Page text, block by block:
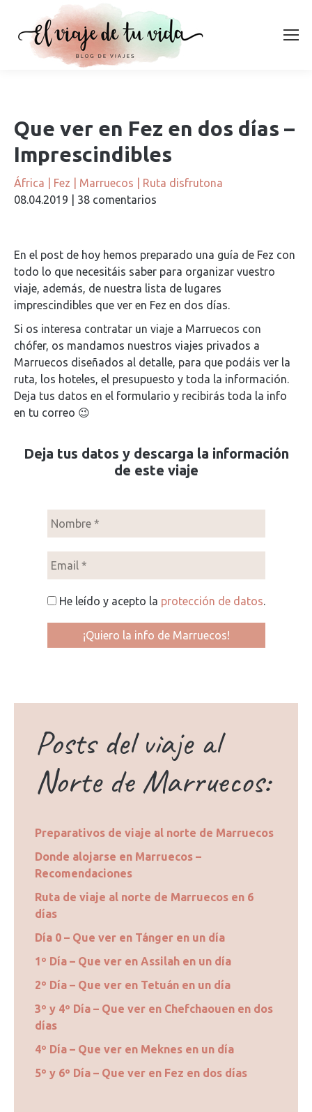
Que ver en Fez en dos días –
Imprescindibles
África Fez Marruecos
Ruta disfrutona
08.04.2019
38 comentarios
En el post de hoy hemos preparado una guía de Fez con
todo lo que necesitáis saber para organizar vuestro
viaje, además, de nuestra lista de lugares
imprescindibles que ver en Fez en dos días.
Si os interesa contratar un viaje a Marruecos con
chófer, os mandamos nuestros viajes privados a
Marruecos diseñados al detalle, para que podáis ver la
ruta, los hoteles, el presupuesto y toda la información.
Deja tus datos en el formulario y recibirás toda la info
en tu correo 😉
Deja tus datos y descarga la información
de este viaje
He leído y acepto la protección de datos.
Posts del viaje al
Norte de Marruecos:
Preparativos de viaje al norte de Marruecos
Donde alojarse en Marruecos –
Recomendaciones
Ruta de viaje al norte de Marruecos en 6
días
Día 0 – Que ver en Tánger en un día
1º Día – Que ver en Assilah en un día
2º Día – Que ver en Tetuán en un día
3º y 4º Día – Que ver en Chefchaouen en dos
días
4º Día – Que ver en Meknes en un día
5º y 6º Día – Que ver en Fez en dos días